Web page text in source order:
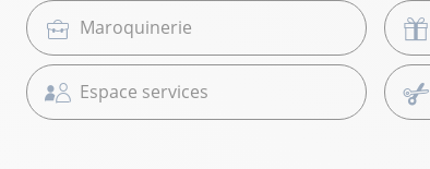
Maroquinerie
Espace services